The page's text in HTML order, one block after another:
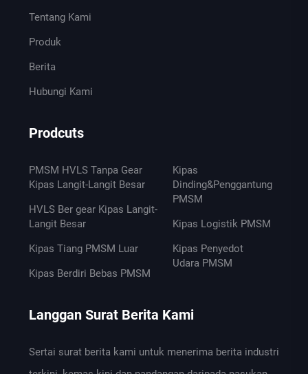
Tentang Kami
Produk
Berita
Hubungi Kami
Prodcuts
PMSM HVLS Tanpa Gear
Kipas Langit-Langit Besar
HVLS Ber gear Kipas Langit-
Langit Besar
Kipas Tiang PMSM Luar
Kipas Berdiri Bebas PMSM
Kipas
Dinding&Penggantung
PMSM
Kipas Logistik PMSM
Kipas Penyedot
Udara PMSM
Langgan Surat Berita Kami
Sertai surat berita kami untuk menerima berita industri